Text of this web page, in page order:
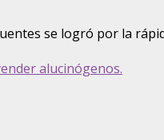
se logró por la
alucinógenos.